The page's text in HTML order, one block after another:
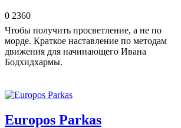
0 2360
Чтобы получить просветление, а не по
морде. Краткое наставление по методам
движения для начинающего Ивана
Бодхидхармы.
Europos Parkas